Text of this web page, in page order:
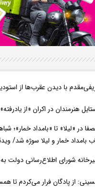
با دیدن عقرب‌ها از
هنرمندان در اکران «از
در «لیلا» تا «بامداد خمار»؛
بامداد خمار و لیلا سوژه شد/
شورای اطلاع‌رسانی دولت
از پادگان فرار می‌کردم تا